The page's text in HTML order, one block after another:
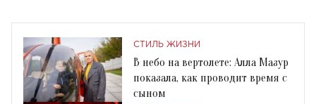
СТИЛЬ ЖИЗНИ
В небо на вертолете: Алла Мазур
показала, как проводит время с
сыном